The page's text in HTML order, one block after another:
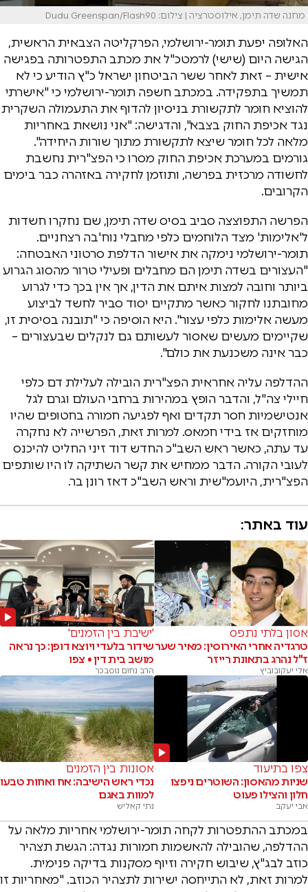
מחנה שדה תימן, אילוסטרציה | צילום: Dudu Greenspan/Flash90
האלופה יפעת תומר-ירושלמי, הפרקליטה הצבאית הראשית,
הגישה היום (שישי) לרמטכ"ל את מכתב התפטרותה בפגישה
אישית – זאת לאחר ששר הביטחון ישראל כ"ץ הודיע כי לא
תמשיך בתפקידה. במכתב חשפה תומר-ירושלמי כי "אישרתי
להוציא חומר לתקשורת בניסיון להדוף את התעמולה השקרית
נגד אכיפת החוק בצבא", והדגישה: "אני נושאת באחריות
מלאה לכל חומר שיצא לתקשורת מתוך שורות היחידה".
גורמים במערכת אכיפת החוק מסרו כי הפצ"רית נחשבת
לחשודה מרכזית בפרשה, ותוזמן לחקירה באזהרה כבר בימים
הקרובים.
הפרשה התפוצצה סביב בסיס שדה תימן, שם נחקרו חשדות
ל'אלימות' מצד הלוחמים כלפי מחבלי נוח'בה רצחניים.
תומר-ירושלמי נימקה את אישור הדלפת סרטוני האבטחה:
"העצורים בשדה תימן הם מחבלים ופעילי טרור מהסוג הגרוע
ביותר וחובה למצות איתם את הדין, אך אין בכך כדי לגרוע
מחובתנו לחקור כאשר מתקיים יסוד סביר לחשד לביצוע
מעשה אלימות כלפי עצור". היא הוסיפה כי "תובנה בסיסית זו,
שקיימים מעשים שאסור לעשותם גם לנקלים שבעצורים –
כבר אינה משכנעת את כולם".
ההדלפה עליה אחראית הפצ"רית הובילה לעלילת דם כלפי
חיילי צה"ל, והדבר הופץ במהירות ברחבי העולם וגרם לגל
אנטישמיות חסר תקדים ואף לפגיעה חמורה בחטופים שהיו
מוחזקים אז בידי חמאס. למרות זאת, הפרשייה לא נחקרה
עד עתה, כאשר ראש השב"כ החדש דוד זיני החליט להיכנס
לעובי הקורה. הדבר ממחיש את קשר השתיקה לו היו שותפים
הפצ"רית, היועמ"שית וראש השב"כ דאז רונן בר.
עוד באתר:
אסון בלתי נתפס
טרגדיה אחרי האירוסין: מאיר שער
ז"ל נהרג בתאונת רייזר
אלי יעקובוביץ
'ישיבת בין הזמנים'
שידור בלעדי ויוצא דופן: כך נראה
מושב בית דין • צפו
הרב נחום נוסבכר
צפו בתיעוד
שניות מהאסון: השוטרים ניפצו
חלון והצילו פעוט
אבי יעקב
אסונות בין הזמנים
נכדי ראש הישיבה: אח ואחות טבעו
למוות באגם
נתי קאליש
במכתב ההתפטרות לקחה תומר-ירושלמי אחריות מלאה על
ההדלפה, שהובילה להאשמות חמורות נגדה: הגשת תצהיר
כוזב לבג"ץ, שיבוש חקירה וזיוף מסקנות בדיקה פנימית.
למרות זאת, לא התייחסה ישירות לתצהיר הכוזב. "מאחריות זו